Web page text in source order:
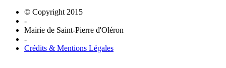
© Copyright 2015
-
Mairie de Saint-Pierre d'Oléron
-
Crédits & Mentions Légales